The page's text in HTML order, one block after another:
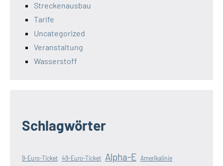
Streckenausbau
Tarife
Uncategorized
Veranstaltung
Wasserstoff
Schlagwörter
9-Euro-Ticket 49-Euro-Ticket Alpha-E Amerikalinie